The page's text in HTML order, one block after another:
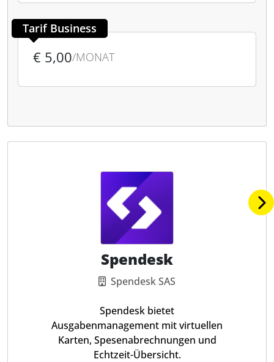
Tarif Business
€ 5,00/MONAT
Spendesk
Spendesk SAS
Spendesk bietet
Ausgabenmanagement mit virtuellen
Karten, Spesenabrechnungen und
Echtzeit-Übersicht.